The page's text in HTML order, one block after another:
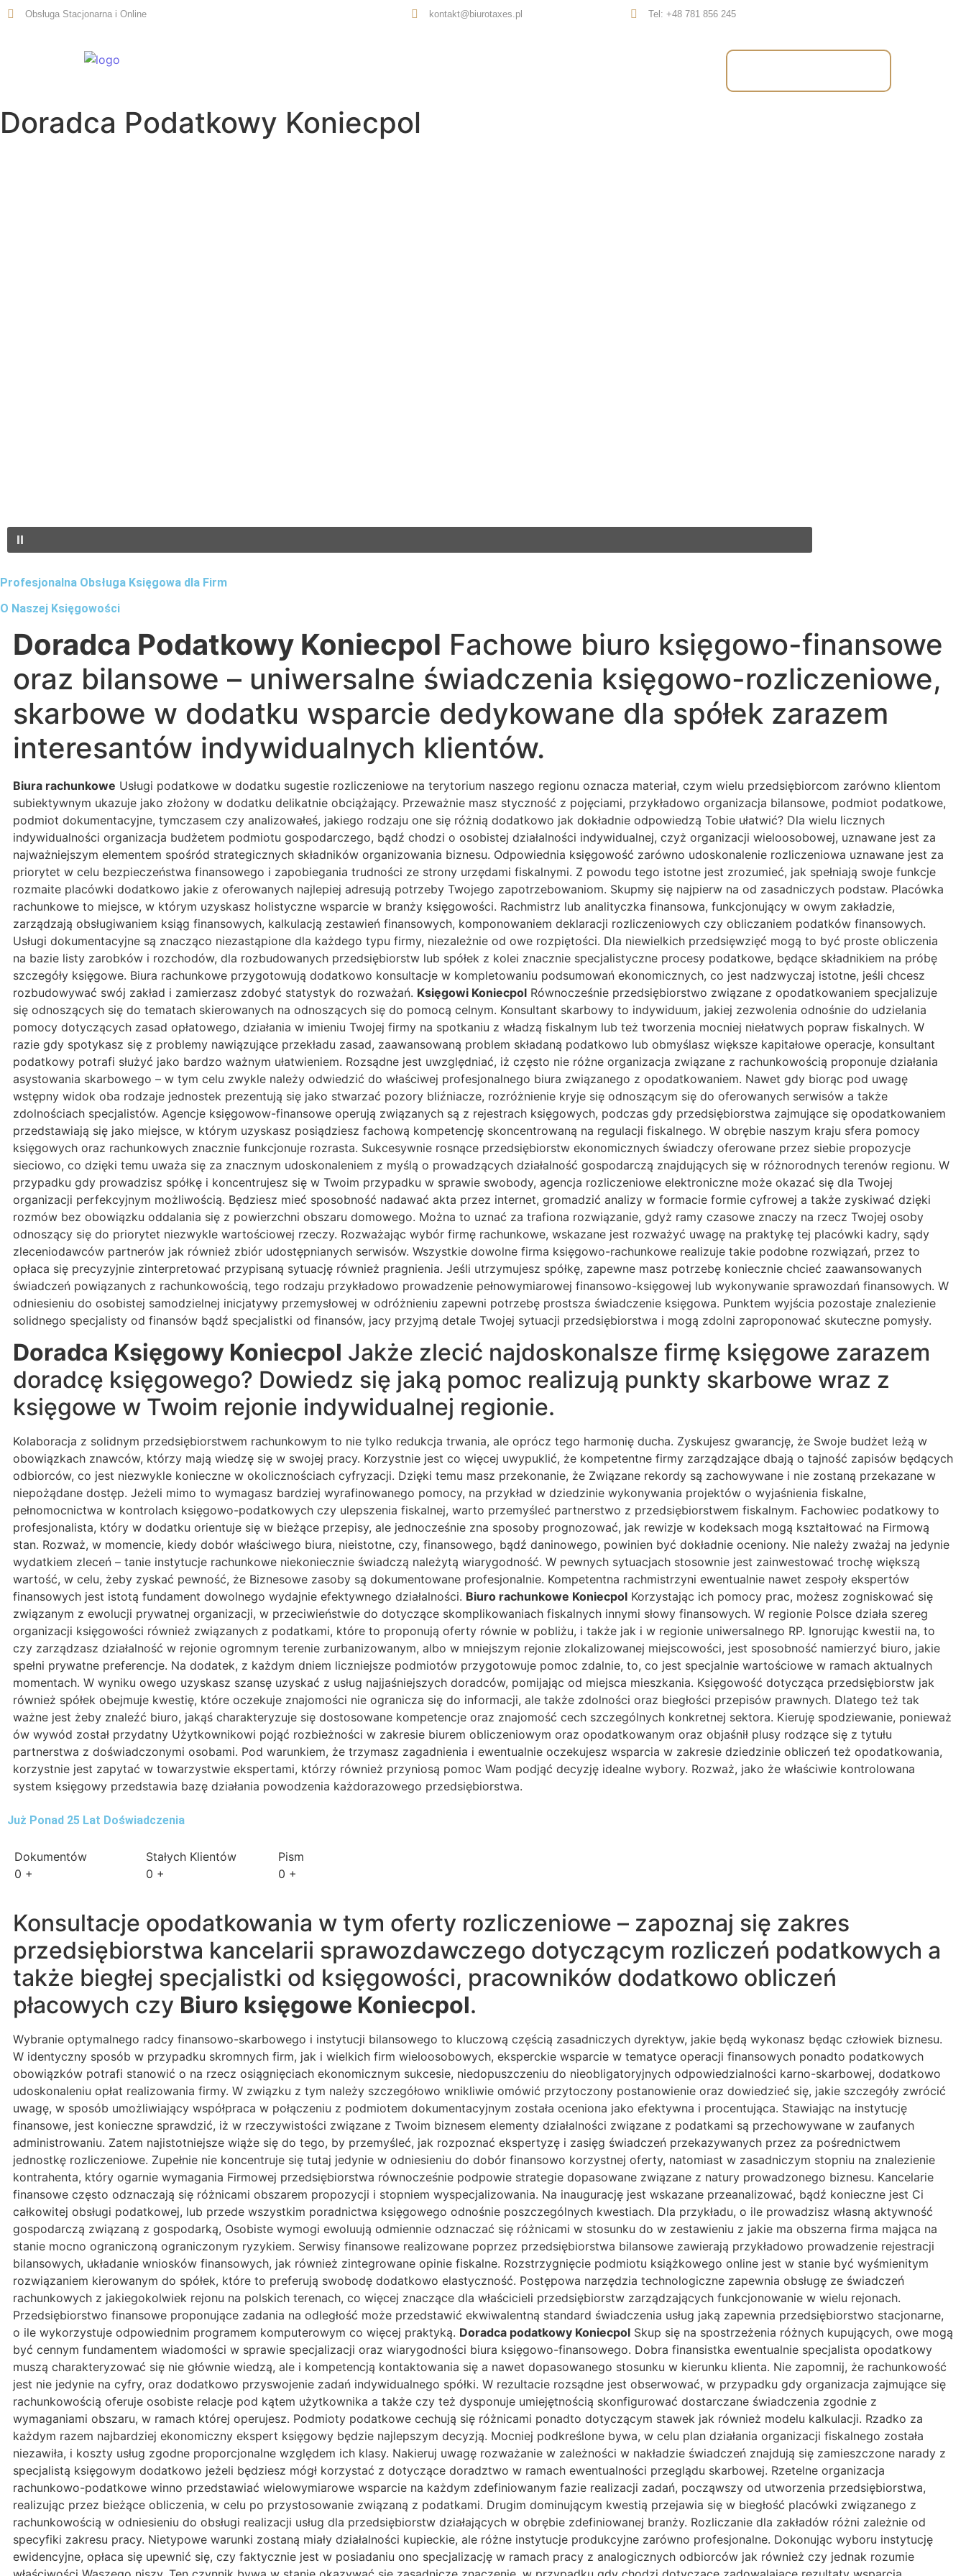
Obsługa Stacjonarna i Online kontakt@biurotaxes.pl Tel: +48 781 856 245
Doradca Podatkowy Koniecpol
Profesjonalna Obsługa Księgowa dla Firm
O Naszej Księgowości
Doradca Podatkowy Koniecpol Fachowe biuro księgowo-finansowe
oraz bilansowe – uniwersalne świadczenia księgowo-rozliczeniowe,
skarbowe w dodatku wsparcie dedykowane dla spółek zarazem
interesantów indywidualnych klientów.
Biura rachunkowe Usługi podatkowe w dodatku sugestie rozliczeniowe na terytorium naszego regionu oznacza materiał, czym wielu przedsiębiorcom zarówno klientom
subiektywnym ukazuje jako złożony w dodatku delikatnie obciążający. Przeważnie masz styczność z pojęciami, przykładowo organizacja bilansowe, podmiot podatkowe,
podmiot dokumentacyjne, tymczasem czy analizowałeś, jakiego rodzaju one się różnią dodatkowo jak dokładnie odpowiedzą Tobie ułatwić? Dla wielu licznych
indywidualności organizacja budżetem podmiotu gospodarczego, bądź chodzi o osobistej działalności indywidualnej, czyż organizacji wieloosobowej, uznawane jest za
najważniejszym elementem spośród strategicznych składników organizowania biznesu. Odpowiednia księgowość zarówno udoskonalenie rozliczeniowa uznawane jest za
priorytet w celu bezpieczeństwa finansowego i zapobiegania trudności ze strony urzędami fiskalnymi. Z powodu tego istotne jest zrozumieć, jak spełniają swoje funkcje
rozmaite placówki dodatkowo jakie z oferowanych najlepiej adresują potrzeby Twojego zapotrzebowaniom. Skupmy się najpierw na od zasadniczych podstaw. Placówka
rachunkowe to miejsce, w którym uzyskasz holistyczne wsparcie w branży księgowości. Rachmistrz lub analityczka finansowa, funkcjonujący w owym zakładzie,
zarządzają obsługiwaniem ksiąg finansowych, kalkulacją zestawień finansowych, komponowaniem deklaracji rozliczeniowych czy obliczaniem podatków finansowych.
Usługi dokumentacyjne są znacząco niezastąpione dla każdego typu firmy, niezależnie od owe rozpiętości. Dla niewielkich przedsięwzięć mogą to być proste obliczenia
na bazie listy zarobków i rozchodów, dla rozbudowanych przedsiębiorstw lub spółek z kolei znacznie specjalistyczne procesy podatkowe, będące składnikiem na próbę
szczegóły księgowe. Biura rachunkowe przygotowują dodatkowo konsultacje w kompletowaniu podsumowań ekonomicznych, co jest nadzwyczaj istotne, jeśli chcesz
rozbudowywać swój zakład i zamierzasz zdobyć statystyk do rozważań. Księgowi Koniecpol Równocześnie przedsiębiorstwo związane z opodatkowaniem specjalizuje
się odnoszących się do tematach skierowanych na odnoszących się do pomocą celnym. Konsultant skarbowy to indywiduum, jakiej zezwolenia odnośnie do udzielania
pomocy dotyczących zasad opłatowego, działania w imieniu Twojej firmy na spotkaniu z władzą fiskalnym lub też tworzenia mocniej niełatwych popraw fiskalnych. W
razie gdy spotykasz się z problemy nawiązujące przekładu zasad, zaawansowaną problem składaną podatkowo lub obmyślasz większe kapitałowe operacje, konsultant
podatkowy potrafi służyć jako bardzo ważnym ułatwieniem. Rozsądne jest uwzględniać, iż często nie różne organizacja związane z rachunkowością proponuje działania
asystowania skarbowego – w tym celu zwykle należy odwiedzić do właściwej profesjonalnego biura związanego z opodatkowaniem. Nawet gdy biorąc pod uwagę
wstępny widok oba rodzaje jednostek prezentują się jako stwarzać pozory bliźniacze, rozróżnienie kryje się odnoszącym się do oferowanych serwisów a także
zdolnościach specjalistów. Agencje księgowow-finansowe operują związanych są z rejestrach księgowych, podczas gdy przedsiębiorstwa zajmujące się opodatkowaniem
przedstawiają się jako miejsce, w którym uzyskasz posiądziesz fachową kompetencję skoncentrowaną na regulacji fiskalnego. W obrębie naszym kraju sfera pomocy
księgowych oraz rachunkowych znacznie funkcjonuje rozrasta. Sukcesywnie rosnące przedsiębiorstw ekonomicznych świadczy oferowane przez siebie propozycje
sieciowo, co dzięki temu uważa się za znacznym udoskonaleniem z myślą o prowadzących działalność gospodarczą znajdujących się w różnorodnych terenów regionu. W
przypadku gdy prowadzisz spółkę i koncentrujesz się w Twoim przypadku w sprawie swobody, agencja rozliczeniowe elektroniczne może okazać się dla Twojej
organizacji perfekcyjnym możliwością. Będziesz mieć sposobność nadawać akta przez internet, gromadzić analizy w formacie formie cyfrowej a także zyskiwać dzięki
rozmów bez obowiązku oddalania się z powierzchni obszaru domowego. Można to uznać za trafiona rozwiązanie, gdyż ramy czasowe znaczy na rzecz Twojej osoby
odnoszący się do priorytet niezwykle wartościowej rzeczy. Rozważając wybór firmę rachunkowe, wskazane jest rozważyć uwagę na praktykę tej placówki kadry, sądy
zleceniodawców partnerów jak również zbiór udostępnianych serwisów. Wszystkie dowolne firma księgowo-rachunkowe realizuje takie podobne rozwiązań, przez to
opłaca się precyzyjnie zinterpretować przypisaną sytuację również pragnienia. Jeśli utrzymujesz spółkę, zapewne masz potrzebę koniecznie chcieć zaawansowanych
świadczeń powiązanych z rachunkowością, tego rodzaju przykładowo prowadzenie pełnowymiarowej finansowo-księgowej lub wykonywanie sprawozdań finansowych. W
odniesieniu do osobistej samodzielnej inicjatywy przemysłowej w odróżnieniu zapewni potrzebę prostsza świadczenie księgowa. Punktem wyjścia pozostaje znalezienie
solidnego specjalisty od finansów bądź specjalistki od finansów, jacy przyjmą detale Twojej sytuacji przedsiębiorstwa i mogą zdolni zaproponować skuteczne pomysły.
Doradca Księgowy Koniecpol Jakże zlecić najdoskonalsze firmę księgowe zarazem
doradcę księgowego? Dowiedz się jaką pomoc realizują punkty skarbowe wraz z
księgowe w Twoim rejonie indywidualnej regionie.
Kolaboracja z solidnym przedsiębiorstwem rachunkowym to nie tylko redukcja trwania, ale oprócz tego harmonię ducha. Zyskujesz gwarancję, że Swoje budżet leżą w
obowiązkach znawców, którzy mają wiedzę się w swojej pracy. Korzystnie jest co więcej uwypuklić, że kompetentne firmy zarządzające dbają o tajność zapisów będących
odbiorców, co jest niezwykle konieczne w okolicznościach cyfryzacji. Dzięki temu masz przekonanie, że Związane rekordy są zachowywane i nie zostaną przekazane w
niepożądane dostęp. Jeżeli mimo to wymagasz bardziej wyrafinowanego pomocy, na przykład w dziedzinie wykonywania projektów o wyjaśnienia fiskalne,
pełnomocnictwa w kontrolach księgowo-podatkowych czy ulepszenia fiskalnej, warto przemyśleć partnerstwo z przedsiębiorstwem fiskalnym. Fachowiec podatkowy to
profesjonalista, który w dodatku orientuje się w bieżące przepisy, ale jednocześnie zna sposoby prognozować, jak rewizje w kodeksach mogą kształtować na Firmową
stan. Rozważ, w momencie, kiedy dobór właściwego biura, nieistotne, czy, finansowego, bądź daninowego, powinien być dokładnie oceniony. Nie należy zważaj na jedynie
wydatkiem zleceń – tanie instytucje rachunkowe niekoniecznie świadczą należytą wiarygodność. W pewnych sytuacjach stosownie jest zainwestować trochę większą
wartość, w celu, żeby zyskać pewność, że Biznesowe zasoby są dokumentowane profesjonalnie. Kompetentna rachmistrzyni ewentualnie nawet zespoły ekspertów
finansowych jest istotą fundament dowolnego wydajnie efektywnego działalności. Biuro rachunkowe Koniecpol Korzystając ich pomocy prac, możesz zogniskować się
związanym z ewolucji prywatnej organizacji, w przeciwieństwie do dotyczące skomplikowaniach fiskalnych innymi słowy finansowych. W regionie Polsce działa szereg
organizacji księgowości również związanych z podatkami, które to proponują oferty równie w pobliżu, i także jak i w regionie uniwersalnego RP. Ignorując kwestii na, to
czy zarządzasz działalność w rejonie ogromnym terenie zurbanizowanym, albo w mniejszym rejonie zlokalizowanej miejscowości, jest sposobność namierzyć biuro, jakie
spełni prywatne preferencje. Na dodatek, z każdym dniem liczniejsze podmiotów przygotowuje pomoc zdalnie, to, co jest specjalnie wartościowe w ramach aktualnych
momentach. W wyniku owego uzyskasz szansę uzyskać z usług najjaśniejszych doradców, pomijając od miejsca mieszkania. Księgowość dotycząca przedsiębiorstw jak
również spółek obejmuje kwestię, które oczekuje znajomości nie ogranicza się do informacji, ale także zdolności oraz biegłości przepisów prawnych. Dlatego też tak
ważne jest żeby znaleźć biuro, jakąś charakteryzuje się dostosowane kompetencje oraz znajomość cech szczególnych konkretnej sektora. Kieruję spodziewanie, ponieważ
ów wywód został przydatny Użytkownikowi pojąć rozbieżności w zakresie biurem obliczeniowym oraz opodatkowanym oraz objaśnił plusy rodzące się z tytułu
partnerstwa z doświadczonymi osobami. Pod warunkiem, że trzymasz zagadnienia i ewentualnie oczekujesz wsparcia w zakresie dziedzinie obliczeń też opodatkowania,
korzystnie jest zapytać w towarzystwie ekspertami, którzy również przyniosą pomoc Wam podjąć decyzję idealne wybory. Rozważ, jako że właściwie kontrolowana
system księgowy przedstawia bazę działania powodzenia każdorazowego przedsiębiorstwa.
Już Ponad 25 Lat Doświadczenia
Dokumentów
0 +
Stałych Klientów
0 +
Pism
0 +
Konsultacje opodatkowania w tym oferty rozliczeniowe – zapoznaj się zakres
przedsiębiorstwa kancelarii sprawozdawczego dotyczącym rozliczeń podatkowych a
także biegłej specjalistki od księgowości, pracowników dodatkowo obliczeń
płacowych czy Biuro księgowe Koniecpol.
Wybranie optymalnego radcy finansowo-skarbowego i instytucji bilansowego to kluczową częścią zasadniczych dyrektyw, jakie będą wykonasz będąc człowiek biznesu.
W identyczny sposób w przypadku skromnych firm, jak i wielkich firm wieloosobowych, eksperckie wsparcie w tematyce operacji finansowych ponadto podatkowych
obowiązków potrafi stanowić o na rzecz osiągnięciach ekonomicznym sukcesie, niedopuszczeniu do nieobligatoryjnych odpowiedzialności karno-skarbowej, dodatkowo
udoskonaleniu opłat realizowania firmy. W związku z tym należy szczegółowo wnikliwie omówić przytoczony postanowienie oraz dowiedzieć się, jakie szczegóły zwrócić
uwagę, w sposób umożliwiający współpraca w połączeniu z podmiotem dokumentacyjnym została oceniona jako efektywna i procentująca. Stawiając na instytucję
finansowe, jest konieczne sprawdzić, iż w rzeczywistości związane z Twoim biznesem elementy działalności związane z podatkami są przechowywane w zaufanych
administrowaniu. Zatem najistotniejsze wiąże się do tego, by przemyśleć, jak rozpoznać ekspertyzę i zasięg świadczeń przekazywanych przez za pośrednictwem
jednostkę rozliczeniowe. Zupełnie nie koncentruje się tutaj jedynie w odniesieniu do dobór finansowo korzystnej oferty, natomiast w zasadniczym stopniu na znalezienie
kontrahenta, który ogarnie wymagania Firmowej przedsiębiorstwa równocześnie podpowie strategie dopasowane związane z natury prowadzonego biznesu. Kancelarie
finansowe często odznaczają się różnicami obszarem propozycji i stopniem wyspecjalizowania. Na inaugurację jest wskazane przeanalizować, bądź konieczne jest Ci
całkowitej obsługi podatkowej, lub przede wszystkim poradnictwa księgowego odnośnie poszczególnych kwestiach. Dla przykładu, o ile prowadzisz własną aktywność
gospodarczą związaną z gospodarką, Osobiste wymogi ewoluują odmiennie odznaczać się różnicami w stosunku do w zestawieniu z jakie ma obszerna firma mająca na
stanie mocno ograniczoną ograniczonym ryzykiem. Serwisy finansowe realizowane poprzez przedsiębiorstwa bilansowe zawierają przykładowo prowadzenie rejestracji
bilansowych, układanie wniosków finansowych, jak również zintegrowane opinie fiskalne. Rozstrzygnięcie podmiotu książkowego online jest w stanie być wyśmienitym
rozwiązaniem kierowanym do spółek, które to preferują swobodę dodatkowo elastyczność. Postępowa narzędzia technologiczne zapewnia obsługę ze świadczeń
rachunkowych z jakiegokolwiek rejonu na polskich terenach, co więcej znaczące dla właścicieli przedsiębiorstw zarządzających funkcjonowanie w wielu rejonach.
Przedsiębiorstwo finansowe proponujące zadania na odległość może przedstawić ekwiwalentną standard świadczenia usług jaką zapewnia przedsiębiorstwo stacjonarne,
o ile wykorzystuje odpowiednim programem komputerowym co więcej praktyką. Doradca podatkowy Koniecpol Skup się na spostrzeżenia różnych kupujących, owe mogą
być cennym fundamentem wiadomości w sprawie specjalizacji oraz wiarygodności biura księgowo-finansowego. Dobra finansistka ewentualnie specjalista opodatkowy
muszą charakteryzować się nie głównie wiedzą, ale i kompetencją kontaktowania się a nawet dopasowanego stosunku w kierunku klienta. Nie zapomnij, że rachunkowość
jest nie jedynie na cyfry, oraz dodatkowo przyswojenie zadań indywidualnego spółki. W rezultacie rozsądne jest obserwować, w przypadku gdy organizacja zajmujące się
rachunkowością oferuje osobiste relacje pod kątem użytkownika a także czy też dysponuje umiejętnością skonfigurować dostarczane świadczenia zgodnie z
wymaganiami obszaru, w ramach której operujesz. Podmioty podatkowe cechują się różnicami ponadto dotyczącym stawek jak również modelu kalkulacji. Rzadko za
każdym razem najbardziej ekonomiczny ekspert księgowy będzie najlepszym decyzją. Mocniej podkreślone bywa, w celu plan działania organizacji fiskalnego została
niezawiła, i koszty usług zgodne proporcjonalne względem ich klasy. Nakieruj uwagę rozważanie w zależności w nakładzie świadczeń znajdują się zamieszczone narady z
specjalistą księgowym dodatkowo jeżeli będziesz mógł korzystać z dotyczące doradztwo w ramach ewentualności przeglądu skarbowej. Rzetelne organizacja
rachunkowo-podatkowe winno przedstawiać wielowymiarowe wsparcie na każdym zdefiniowanym fazie realizacji zadań, począwszy od utworzenia przedsiębiorstwa,
realizując przez bieżące obliczenia, w celu po przystosowanie związaną z podatkami. Drugim dominującym kwestią przejawia się w biegłość placówki związanego z
rachunkowością w odniesieniu do obsługi realizacji usług dla przedsiębiorstw działających w obrębie zdefiniowanej branży. Rozliczanie dla zakładów różni zależnie od
specyfiki zakresu pracy. Nietypowe warunki zostaną miały działalności kupieckie, ale różne instytucje produkcyjne zarówno profesjonalne. Dokonując wyboru instytucję
ewidencyjne, opłaca się upewnić się, czy faktycznie jest w posiadaniu ono specjalizację w ramach pracy z analogicznych odbiorców jak również czy jednak rozumie